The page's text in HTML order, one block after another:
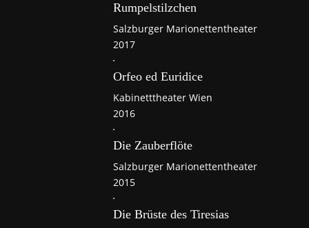
Rumpelstilzchen
Salzburger Marionettentheater
2017
Orfeo ed Euridice
Kabinetttheater Wien
2016
Die Zauberflöte
Salzburger Marionettentheater
2015
Die Brüste des Tiresias